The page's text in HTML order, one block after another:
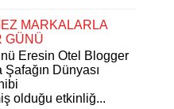
MARKALARLA
GÜNÜ
Eresin Otel Blogger
Şafağın Dünyası
olduğu etkinliğ...